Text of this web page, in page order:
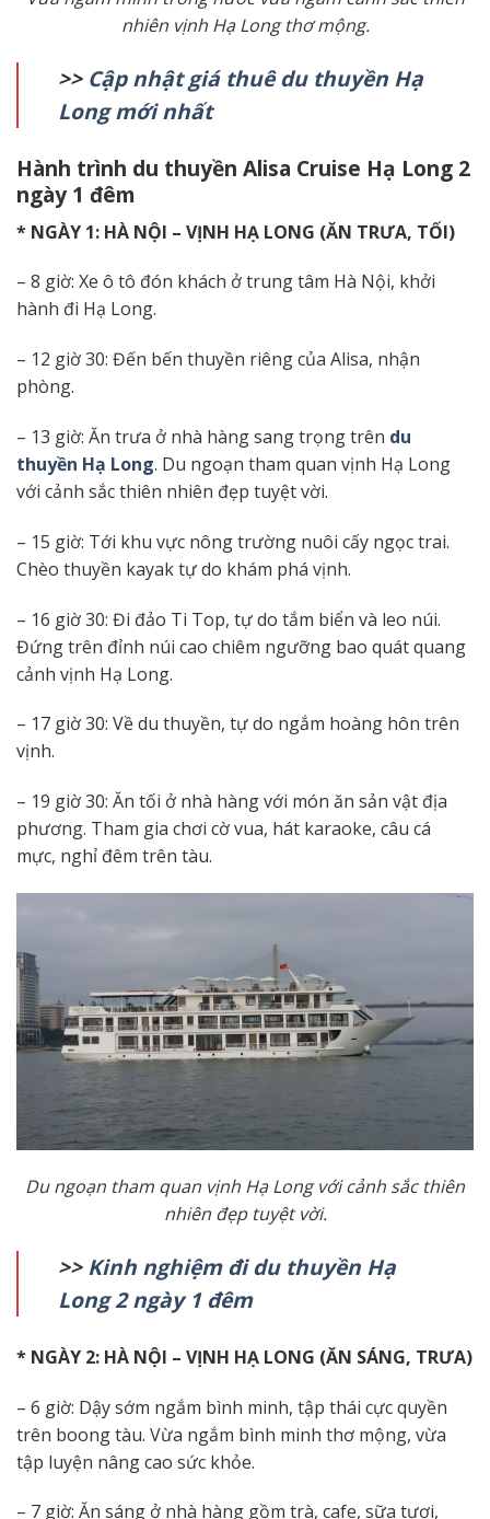
nhiên vịnh Hạ Long thơ mộng.
>> Cập nhật giá thuê du thuyền Hạ
Long mới nhất
Hành trình du thuyền Alisa Cruise Hạ Long 2
ngày 1 đêm
* NGÀY 1: HÀ NỘI – VỊNH HẠ LONG (ĂN TRƯA, TỐI)
– 8 giờ: Xe ô tô đón khách ở trung tâm Hà Nội, khởi
hành đi Hạ Long.
– 12 giờ 30: Đến bến thuyền riêng của Alisa, nhận
phòng.
– 13 giờ: Ăn trưa ở nhà hàng sang trọng trên du
thuyền Hạ Long. Du ngoạn tham quan vịnh Hạ Long
với cảnh sắc thiên nhiên đẹp tuyệt vời.
– 15 giờ: Tới khu vực nông trường nuôi cấy ngọc trai.
Chèo thuyền kayak tự do khám phá vịnh.
– 16 giờ 30: Đi đảo Ti Top, tự do tắm biển và leo núi.
Đứng trên đỉnh núi cao chiêm ngưỡng bao quát quang
cảnh vịnh Hạ Long.
– 17 giờ 30: Về du thuyền, tự do ngắm hoàng hôn trên
vịnh.
– 19 giờ 30: Ăn tối ở nhà hàng với món ăn sản vật địa
phương. Tham gia chơi cờ vua, hát karaoke, câu cá
mực, nghỉ đêm trên tàu.
Du ngoạn tham quan vịnh Hạ Long với cảnh sắc thiên
nhiên đẹp tuyệt vời.
>>Kinh nghiệm đi du thuyền Hạ
Long 2 ngày 1 đêm
* NGÀY 2: HÀ NỘI – VỊNH HẠ LONG (ĂN SÁNG, TRƯA)
– 6 giờ: Dậy sớm ngắm bình minh, tập thái cực quyền
trên boong tàu. Vừa ngắm bình minh thơ mộng, vừa
tập luyện nâng cao sức khỏe.
– 7 giờ: Ăn sáng ở nhà hàng gồm trà, cafe, sữa tươi,